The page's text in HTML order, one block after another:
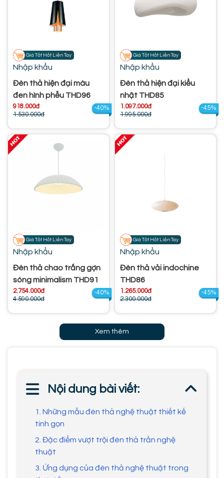
Giá Tốt Hốt Liền Tay
Nhập khẩu
Đèn thả hiện đại màu
đen hình phễu THD96
918.000đ
1.530.000đ
-40%
Giá Tốt Hốt Liền Tay
Nhập khẩu
Đèn thả hiện đại kiểu
nhật THD85
1.097.000đ
1.995.000đ
-45%
Giá Tốt Hốt Liền Tay
Nhập khẩu
Đèn thả chao trắng gợn
sóng minimalism THD91
2.754.000đ
4.590.000đ
-40%
Giá Tốt Hốt Liền Tay
Nhập khẩu
Đèn thả vải indochine
THD86
1.265.000đ
2.300.000đ
-45%
Xem thêm
Nội dung bài viết:
1. Những mẫu đèn thả nghệ thuật thiết kế
tinh gọn
2. Đặc điểm vượt trội đèn thả trần nghệ
thuật
3. Ứng dụng của đèn thả nghệ thuật trong